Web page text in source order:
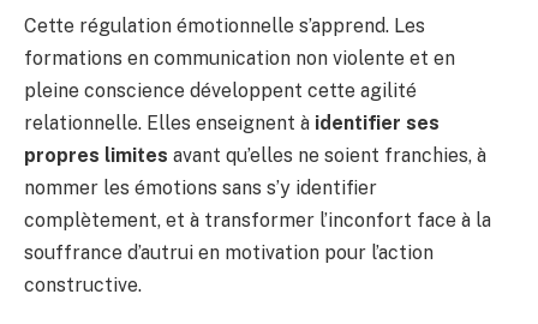
Cette régulation émotionnelle s’apprend. Les
formations en communication non violente et en
pleine conscience développent cette agilité
relationnelle. Elles enseignent à identifier ses
propres limites avant qu’elles ne soient franchies, à
nommer les émotions sans s’y identifier
complètement, et à transformer l’inconfort face à la
souffrance d’autrui en motivation pour l’action
constructive.